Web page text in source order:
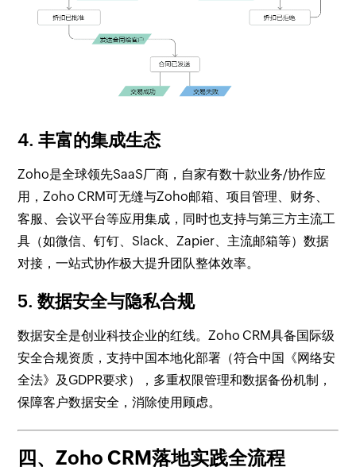
4. 丰富的集成生态
Zoho是全球领先SaaS厂商，自家有数十款业务/协作应
用，Zoho CRM可无缝与Zoho邮箱、项目管理、财务、
客服、会议平台等应用集成，同时也支持与第三方主流工
具（如微信、钉钉、Slack、Zapier、主流邮箱等）数据
对接，一站式协作极大提升团队整体效率。
5. 数据安全与隐私合规
数据安全是创业科技企业的红线。Zoho CRM具备国际级
安全合规资质，支持中国本地化部署（符合中国《网络安
全法》及GDPR要求），多重权限管理和数据备份机制，
保障客户数据安全，消除使用顾虑。
四、Zoho CRM落地实践全流程